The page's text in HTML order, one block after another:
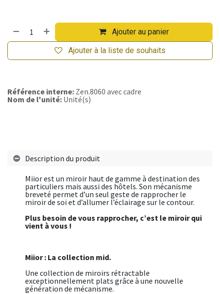
Ajouter au panier
Ajouter à la liste de souhaits
Référence interne: Zen.8060 avec cadre
Nom de l'unité: Unité(s)
Description du produit
Miior est un miroir haut de gamme à destination des
particuliers mais aussi des hôtels. Son mécanisme
breveté permet d’un seul geste de rapprocher le
miroir de soi et d’allumer l’éclairage sur le contour.
Plus besoin de vous rapprocher, c’est le miroir qui
vient à vous !
Miior : La collection mid.
Une collection de miroirs rétractable
exceptionnellement plats grâce à une nouvelle
génération de mécanisme.